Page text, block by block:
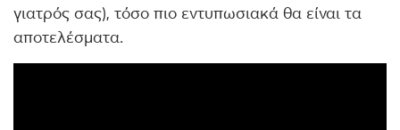
γιατρός σας), τόσο πιο εντυπωσιακά θα είναι τα
αποτελέσματα.